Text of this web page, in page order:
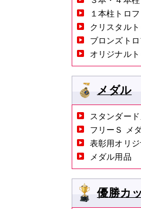
１本柱トロ
クリスタル
ブロンズト
オリジナル
メダル
スタンダー
フリーＳ メ
表彰用オリ
メダル用品
優勝カ